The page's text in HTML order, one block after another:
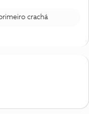
crachá